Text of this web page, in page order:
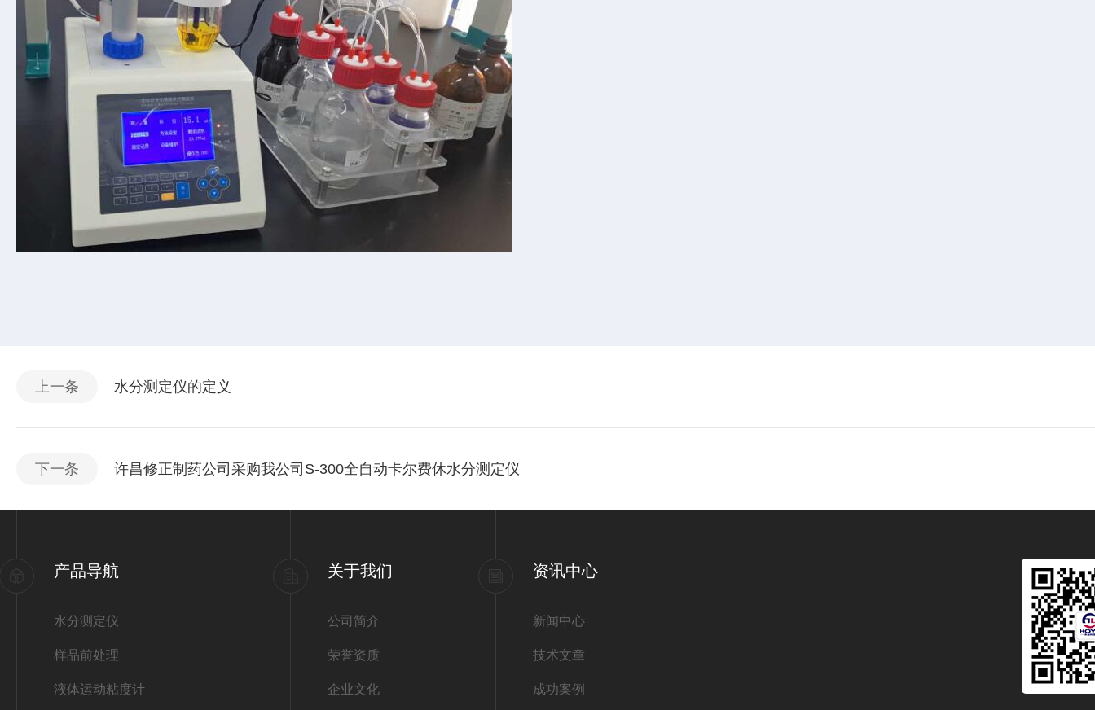
上一条 水分测定仪的定义
下一条 许昌修正制药公司采购我公司S-300全自动卡尔费休水分测定仪
产品导航
水分测定仪
样品前处理
液体运动粘度计
关于我们
公司简介
荣誉资质
企业文化
资讯中心
新闻中心
技术文章
成功案例